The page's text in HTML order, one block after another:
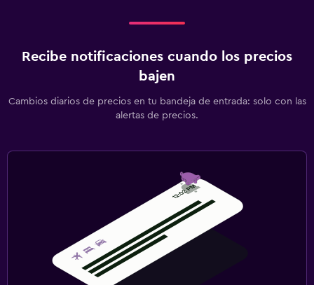
Recibe notificaciones cuando los precios
bajen
Cambios diarios de precios en tu bandeja de entrada: solo con las
alertas de precios.